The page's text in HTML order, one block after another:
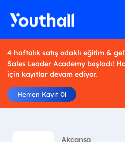
4 haftalık satış odaklı eğitim &
Sales Leader Academy başladı!
için kayıtlar devam ediyor.
Hemen Kayıt Ol
Akçansa